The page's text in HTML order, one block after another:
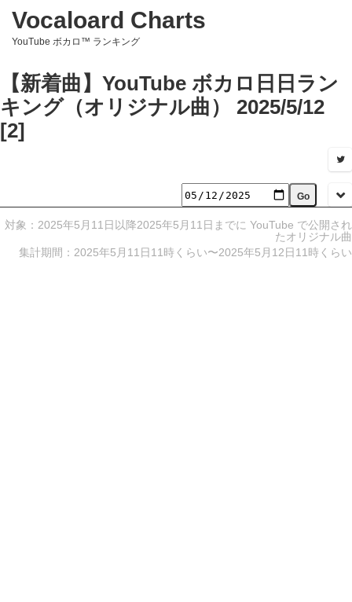
Vocaloard Charts
YouTube ボカロ™ ランキング
【新着曲】YouTube ボカロ日日ラン
キング（オリジナル曲） 2025/5/12
[2]
対象：2025年5月11日以降2025年5月11日までに YouTube で公開され
たオリジナル曲
集計期間：2025年5月11日11時くらい〜2025年5月12日11時くらい